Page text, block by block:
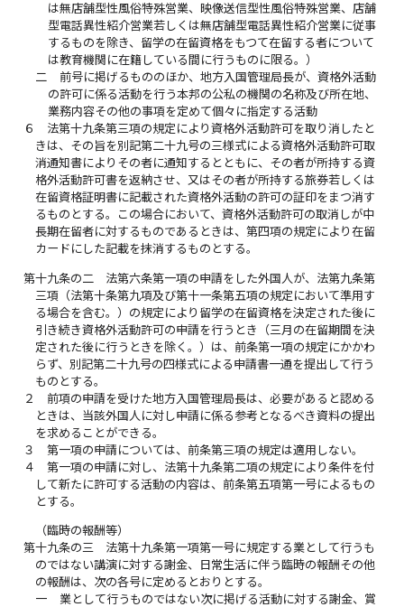
は無店舗型性風俗特殊営業、映像送信型性風俗特殊営業、店舗
型電話異性紹介営業若しくは無店舗型電話異性紹介営業に従事
するものを除き、留学の在留資格をもつて在留する者について
は教育機関に在籍している間に行うものに限る。）
二
前号に掲げるもののほか、地方入国管理局長が、資格外活動
の許可に係る活動を行う本邦の公私の機関の名称及び所在地、
業務内容その他の事項を定めて個々に指定する活動
６
法第十九条第三項の規定により資格外活動許可を取り消したと
きは、その旨を別記第二十九号の三様式による資格外活動許可取
消通知書によりその者に通知するとともに、その者が所持する資
格外活動許可書を返納させ、又はその者が所持する旅券若しくは
在留資格証明書に記載された資格外活動の許可の証印をまつ消す
るものとする。この場合において、資格外活動許可の取消しが中
長期在留者に対するものであるときは、第四項の規定により在留
カードにした記載を抹消するものとする。
第十九条の二
法第六条第一項の申請をした外国人が、法第九条第
三項（法第十条第九項及び第十一条第五項の規定において準用す
る場合を含む。）の規定により留学の在留資格を決定された後に
引き続き資格外活動許可の申請を行うとき（三月の在留期間を決
定された後に行うときを除く。）は、前条第一項の規定にかかわ
らず、別記第二十九号の四様式による申請書一通を提出して行う
ものとする。
２
前項の申請を受けた地方入国管理局長は、必要があると認める
ときは、当該外国人に対し申請に係る参考となるべき資料の提出
を求めることができる。
３
第一項の申請については、前条第三項の規定は適用しない。
４
第一項の申請に対し、法第十九条第二項の規定により条件を付
して新たに許可する活動の内容は、前条第五項第一号によるもの
とする。
（臨時の報酬等）
第十九条の三
法第十九条第一項第一号に規定する業として行うも
のではない講演に対する謝金、日常生活に伴う臨時の報酬その他
の報酬は、次の各号に定めるとおりとする。
一
業として行うものではない次に掲げる活動に対する謝金、賞